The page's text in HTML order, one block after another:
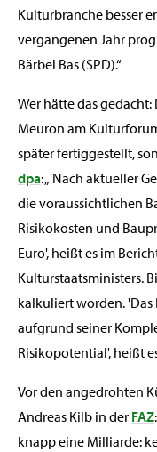
Kulturbranche besser
vergangenen Jahr
Bärbel Bas (SPD).“
Wer hätte das
Meuron am
später fertiggestellt,
dpa: „'Nach aktueller
die voraussichtlichen
Risikokosten und
Euro', heißt es im
Kulturstaatsministers.
kalkuliert worden.
aufgrund seiner
Risikopotential', heißt
Vor den angedrohten
Andreas Kilb in der FAZ
knapp eine Milliarde: